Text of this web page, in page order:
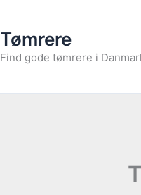
Tømrere
Find gode tømrere i